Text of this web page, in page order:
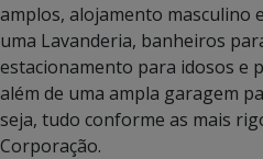
amplos, alojamento masculino
uma Lavanderia, banheiros
estacionamento para idosos e
além de uma ampla garagem
seja, tudo conforme as mais
Corporação.